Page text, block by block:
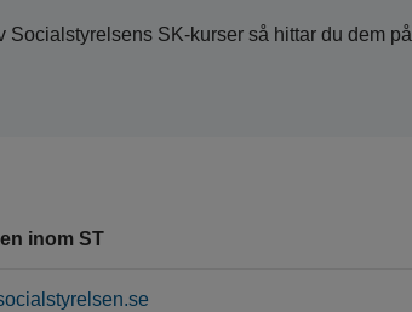
Socialstyrelsens SK-kurser så hittar du dem på
inom ST